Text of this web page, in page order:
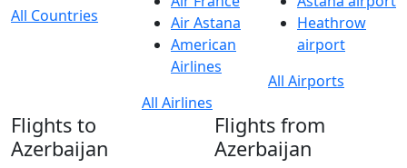
All Countries
Air Astana
American
Airlines
All Airlines
Heathrow
airport
All Airports
Flights to
Azerbaijan
Flights from
Azerbaijan